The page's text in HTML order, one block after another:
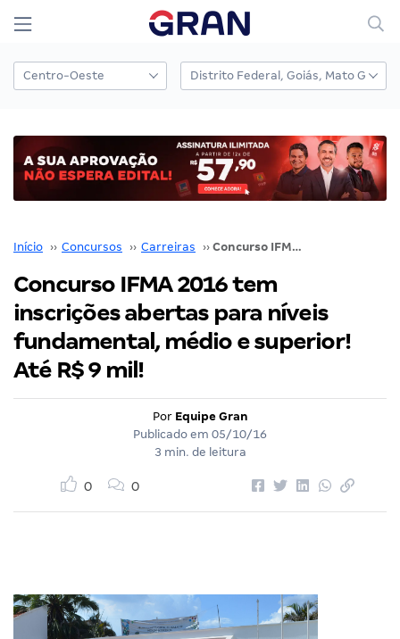
Início ›› Concursos ›› Carreiras ›› Concurso IFMA 2016 tem inscrições abertas para níveis fundamental, médio e superior! Até R$ 9 mil!
Concurso IFMA 2016 tem
inscrições abertas para níveis
fundamental, médio e superior!
Até R$ 9 mil!
Por Equipe Gran
Publicado em 05/10/16
3 min. de leitura
0 0